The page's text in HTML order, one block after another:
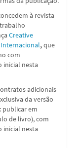
à revista
Creative
,que
com
inicial nesta
adicionais
da versão
publicar em
de livro), com
inicial nesta